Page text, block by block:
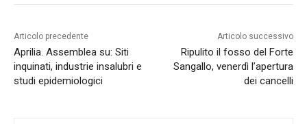
Articolo precedente
Aprilia. Assemblea su: Siti
inquinati, industrie insalubri e
studi epidemiologici
Articolo successivo
Ripulito il fosso del Forte
Sangallo, venerdì l’apertura
dei cancelli